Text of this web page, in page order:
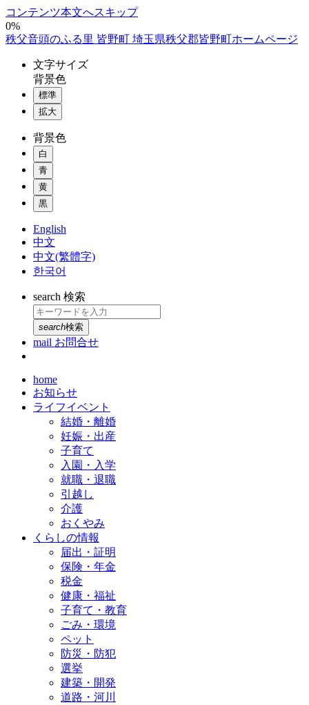
コンテンツ本文へスキップ
0%
秩父音頭のふる里 皆野町 埼玉県秩父郡皆野町ホームページ
文字サイズ
背景色
標準
拡大
背景色
白
青
黄
黒
English
中文
中文(繁體字)
한국어
search 検索
search検索
mail お問合せ
home
お知らせ
ライフイベント
結婚・離婚
妊娠・出産
子育て
入園・入学
就職・退職
引越し
介護
おくやみ
くらしの情報
届出・証明
保険・年金
税金
健康・福祉
子育て・教育
ごみ・環境
ペット
防災・防犯
選挙
建築・開発
道路・河川